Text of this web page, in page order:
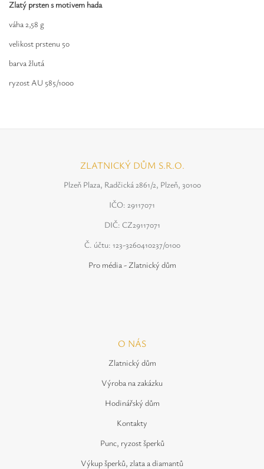
Zlatý prsten s motivem hada
váha 2,58 g
velikost prstenu 50
barva žlutá
ryzost AU 585/1000
ZLATNICKÝ DŮM S.R.O.
Plzeň Plaza, Radčická 2861/2, Plzeň, 30100
IČO: 29117071
DIČ: CZ29117071
Č. účtu: 123-3260410237/0100
Pro média - Zlatnický dům
O NÁS
Zlatnický dům
Výroba na zakázku
Hodinářský dům
Kontakty
Punc, ryzost šperků
Výkup šperků, zlata a diamantů